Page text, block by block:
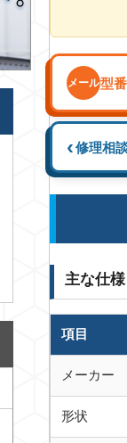
メール型
‹修理相
主な仕様
項目
メーカー
形状